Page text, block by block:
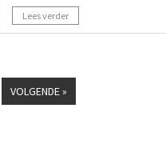
Lees verder
VOLGENDE »